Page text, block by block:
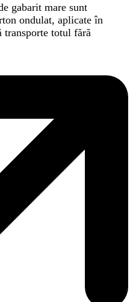
gabarit mare sunt
ondulat, aplicate în
transporte totul fără